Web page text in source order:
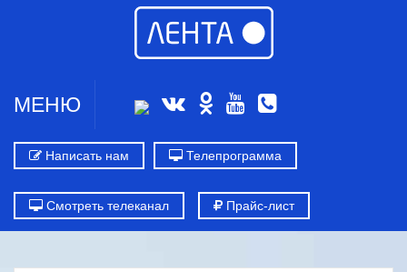
МЕНЮ
Написать нам Телепрограмма
Смотреть телеканал Прайс-лист